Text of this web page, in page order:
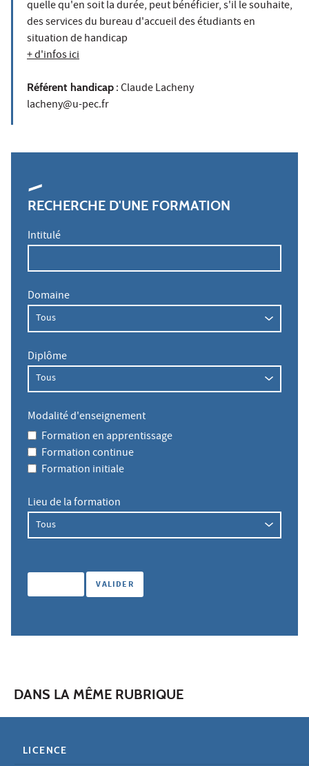
quelle qu'en soit la durée, peut bénéficier, s'il le souhaite,
des services du bureau d'accueil des étudiants en
situation de handicap
+ d'infos ici
Référent handicap : Claude Lacheny
lacheny@u-pec.fr
RECHERCHE D'UNE FORMATION
Intitulé
Domaine
Diplôme
Modalité d'enseignement
Formation en apprentissage
Formation continue
Formation initiale
Lieu de la formation
DANS LA MÊME RUBRIQUE
LICENCE